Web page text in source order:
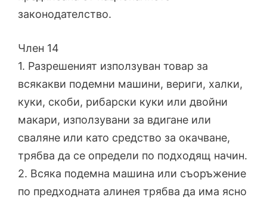
законодателство.
Член 14
1. Разрешеният използуван товар за
всякакви подемни машини, вериги, халки,
куки, скоби, рибарски куки или двойни
макари, използувани за вдигане или
сваляне или като средство за окачване,
трябва да се определи по подходящ начин.
2. Всяка подемна машина или съоръжение
по предходната алинея трябва да има ясно